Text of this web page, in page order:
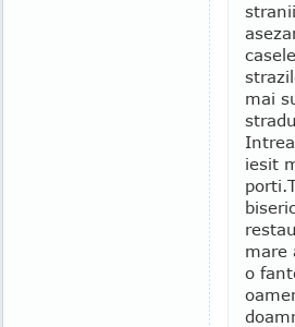
mai
iesit
porti.
mare
o